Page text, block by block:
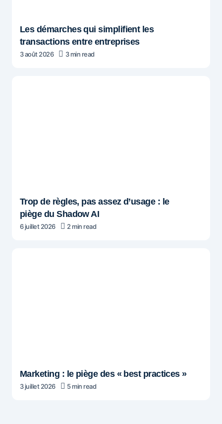
Les démarches qui simplifient les
transactions entre entreprises
3 août 2026 3 min read
Trop de règles, pas assez d’usage : le
piège du Shadow AI
6 juillet 2026 2 min read
Marketing : le piège des « best practices »
3 juillet 2026 5 min read